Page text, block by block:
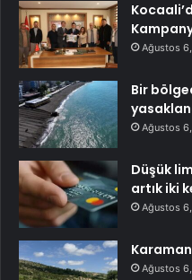
Ağustos
Bir
Ağustos
Düşük
artık iki
Ağustos
Ağustos